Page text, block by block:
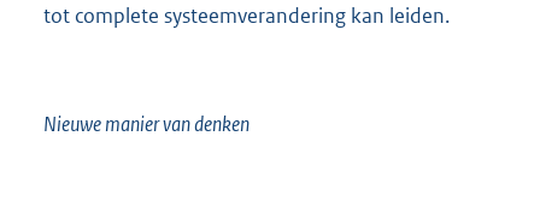
tot complete systeemverandering kan leiden.
Nieuwe manier van denken